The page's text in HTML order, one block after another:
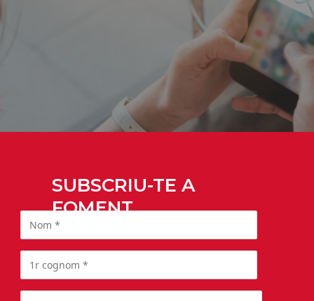
SUBSCRIU-TE A
FOMENT